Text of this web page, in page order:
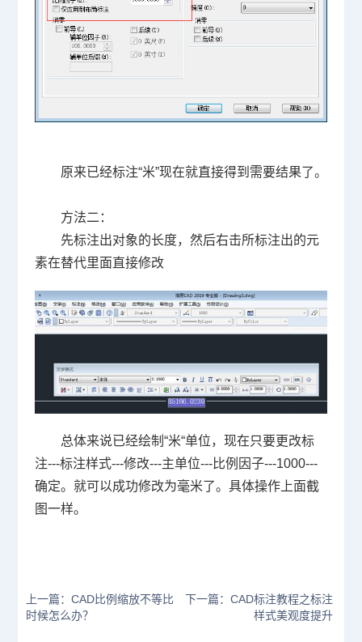
原来已经标注“米”现在就直接得到需要结果了。
方法二：
先标注出对象的长度，然后右击所标注出的元
素在替代里面直接修改
总体来说已经绘制“米“单位，现在只要更改标
注---标注样式---修改---主单位---比例因子---1000---
确定。就可以成功修改为毫米了。具体操作上面截
图一样。
上一篇：CAD比例缩放不等比
时候怎么办？
下一篇：CAD标注教程之标注
样式美观度提升